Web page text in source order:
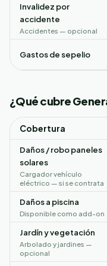
Invalidez por
accidente
Accidentes — opcional
Gastos de sepelio
¿Qué cubre
Cobertura
Daños / robo paneles
solares
Cargador vehículo
eléctrico — si se contrata
Daños a piscina
Disponible como add-on
Jardín y vegetación
Arbolado y jardines —
opcional